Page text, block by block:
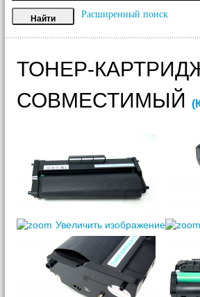
Расширенный поиск
ТОНЕР-КАРТРИДЖ
СОВМЕСТИМЫЙ
Увеличить изображение